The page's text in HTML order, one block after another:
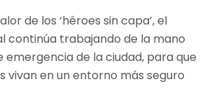
de los ‘héroes sin capa’, el
continúa trabajando de la mano
emergencia de la ciudad, para que
vivan en un entorno más seguro